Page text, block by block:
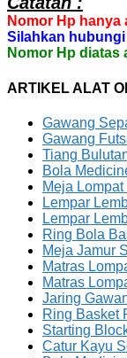
Nomor Hp hanya
Silahkan
Nomor Hp diatas
ARTIKEL ALAT
Gawang
Gawang
Tiang
Bola
Meja
Lempar
Lempar
Ring Bola
Meja Jamur
Matras
Matras
Jaring
Ring Basket
Starting
Catur Kayu